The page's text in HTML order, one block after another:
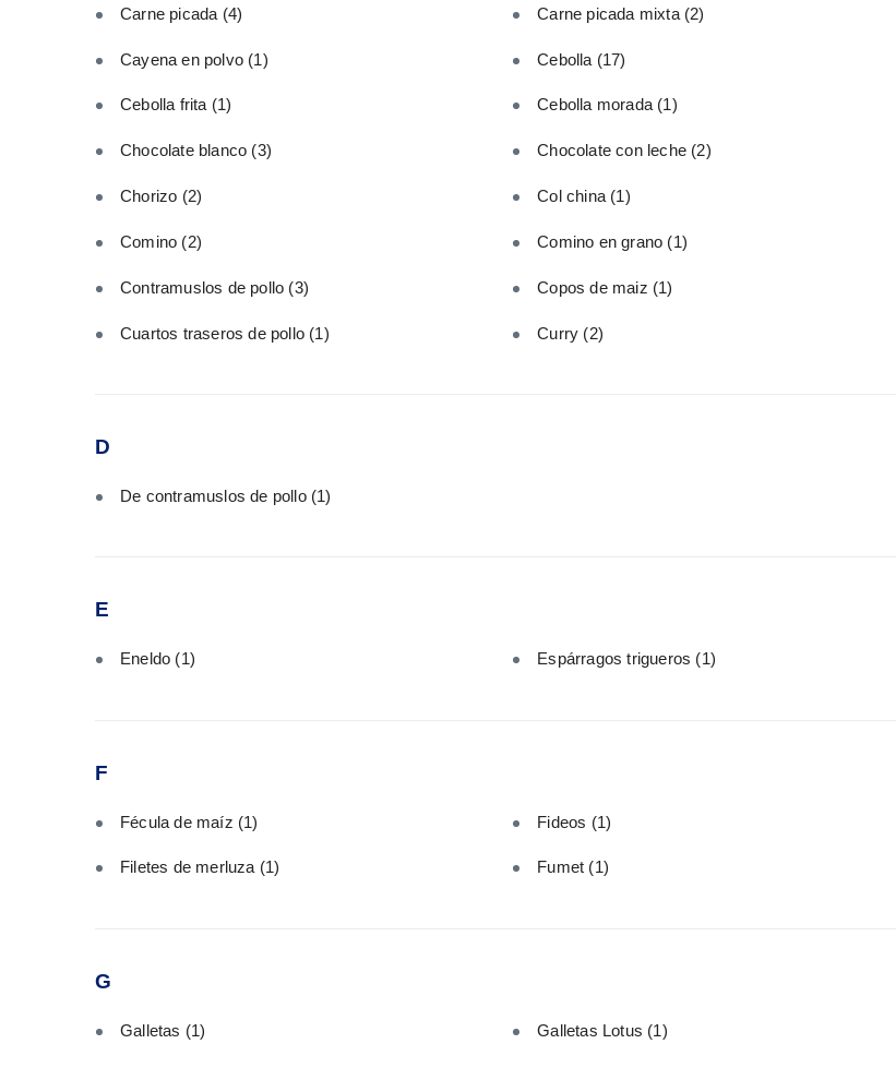
Carne picada (4) Carne picada mixta (2)
Cayena en polvo (1) Cebolla (17)
Cebolla frita (1) Cebolla morada (1)
Chocolate blanco (3) Chocolate con leche (2)
Chorizo (2) Col china (1)
Comino (2) Comino en grano (1)
Contramuslos de pollo (3) Copos de maiz (1)
Cuartos traseros de pollo (1) Curry (2)
D
De contramuslos de pollo (1)
E
Eneldo (1) Espárragos trigueros (1)
F
Fécula de maíz (1) Fideos (1)
Filetes de merluza (1) Fumet (1)
G
Galletas (1) Galletas Lotus (1)